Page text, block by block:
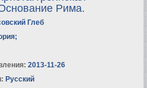
Рима.
Глеб
;
2013-11-26
Русский